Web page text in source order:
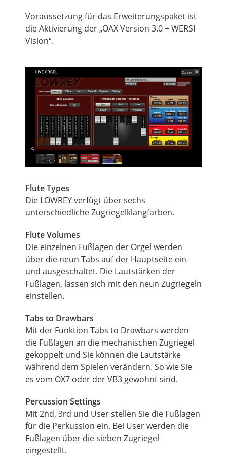
Voraussetzung für das Erweiterungspaket ist
die Aktivierung der „OAX Version 3.0 + WERSI
Vision“.
Flute Types
Die LOWREY verfügt über sechs
unterschiedliche Zugriegelklangfarben.
Flute Volumes
Die einzelnen Fußlagen der Orgel werden
über die neun Tabs auf der Hauptseite ein-
und ausgeschaltet. Die Lautstärken der
Fußlagen, lassen sich mit den neun Zugriegeln
einstellen.
Tabs to Drawbars
Mit der Funktion Tabs to Drawbars werden
die Fußlagen an die mechanischen Zugriegel
gekoppelt und Sie können die Lautstärke
während dem Spielen verändern. So wie Sie
es vom OX7 oder der VB3 gewohnt sind.
Percussion Settings
Mit 2nd, 3rd und Userstellen Sie die Fußlagen
für die Perkussion ein. Bei Userwerden die
Fußlagen über die sieben Zugriegel
eingestellt.